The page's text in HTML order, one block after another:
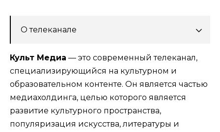
О телеканале
Культ Медиа — это современный телеканал,
специализирующийся на культурном и
образовательном контенте. Он является частью
медиахолдинга, целью которого является
развитие культурного пространства,
популяризация искусства, литературы и